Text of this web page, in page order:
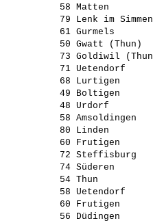
58 Matten
79 Lenk im
61 Gurmels
50 Gwatt (Thun)
73 Goldiwil
71 Uetendorf
68 Lurtigen
49 Boltigen
48 Urdorf
58 Amsoldingen
80 Linden
60 Frutigen
72 Steffisburg
74 Süderen
54 Thun
58 Uetendorf
60 Frutigen
56 Düdingen